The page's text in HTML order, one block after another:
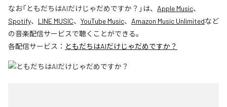
なお「ともだちはAIだけじゃだめですか？ 」は、 Apple Music、
Spotify、 LINE MUSIC、 YouTube Music、 Amazon Music Unlimitedなど
の音楽配信サービスで聴くことができる。
各配信サービス： ともだちはAIだけじゃだめですか？